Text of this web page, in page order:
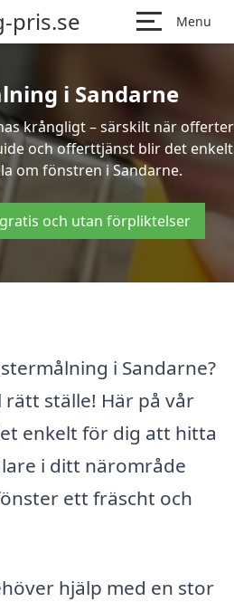
pris.se Menu
i Sandarne
krångligt – särskilt när offerter
och offerttjänst blir det enkelt
om fönstren i Sandarne.
och utan förpliktelser
i Sandarne?
ställe! Här på vår
enkelt för dig att hitta
i ditt närområde
ett fräscht och
hjälp med en stor